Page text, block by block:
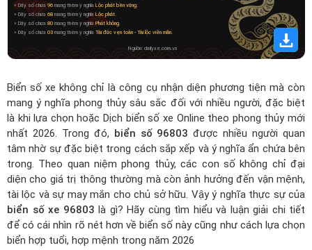
» Dãy số chứa96 mang thêm ý nghĩa Lộc phát bền vững.
» Dãy số chứa 68 mang thêm ý nghĩaLộc phát.
» Dãy số chứa 80 mang thêm ý nghĩaPhát không.
» Dãy số chứa 03 mang thêm ý nghĩa Tài đức vẹn toàn - Tài lộc viên mãn.
Nguồn: dailyxe.com.vn
Biển số xe không chỉ là công cụ nhận diện phương tiện mà còn
mang ý nghĩa phong thủy sâu sắc đối với nhiều người, đặc biệt
là khi lựa chọn hoặcDịch biển số xe Online theo phong thủy mới
nhất 2026. Trong đó, biển số 96803 được nhiều người quan
tâm nhờ sự đặc biệt trong cách sắp xếp và ý nghĩa ẩn chứa bên
trong. Theo quan niệm phong thủy, các con số không chỉ đại
diện cho giá trị thông thường mà còn ảnh hưởng đến vận mệnh,
tài lộc và sự may mắn cho chủ sở hữu. Vậy ý nghĩa thực sự của
biển số xe 96803 là gì? Hãy cùng tìm hiểu và luận giải chi tiết
để có cái nhìn rõ nét hơn về biển số này cũng như cách lựa chọn
biển hợp tuổi, hợp mệnh trong năm 2026